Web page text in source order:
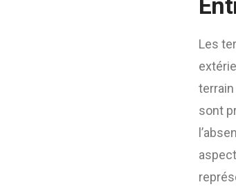
Les
sont